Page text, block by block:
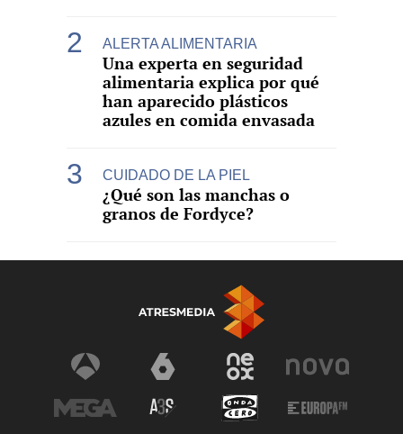
ALERTA ALIMENTARIA
Una experta en seguridad
alimentaria explica por qué
han aparecido plásticos
azules en comida envasada
CUIDADO DE LA PIEL
¿Qué son las manchas o
granos de Fordyce?